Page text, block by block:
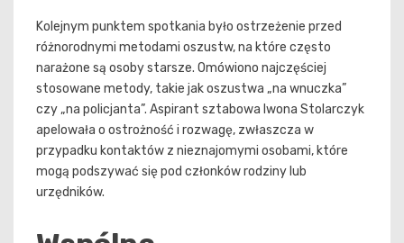
Kolejnym punktem spotkania było ostrzeżenie przed
różnorodnymi metodami oszustw, na które często
narażone są osoby starsze. Omówiono najczęściej
stosowane metody, takie jak oszustwa „na wnuczka”
czy „na policjanta”. Aspirant sztabowa Iwona Stolarczyk
apelowała o ostrożność i rozwagę, zwłaszcza w
przypadku kontaktów z nieznajomymi osobami, które
mogą podszywać się pod członków rodziny lub
urzędników.